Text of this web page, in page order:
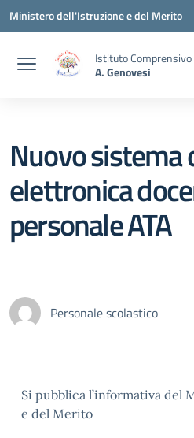
Vai ai contenuti
Vai al menu di navigazione
Vai al footer
Ministero dell'Istruzione e del Merito
Istituto Comprensivo
A. Genovesi
Nuovo sistema
elettronica
personale ATA
Personale scolastico
Si pubblica l’informativa del
e del Merito